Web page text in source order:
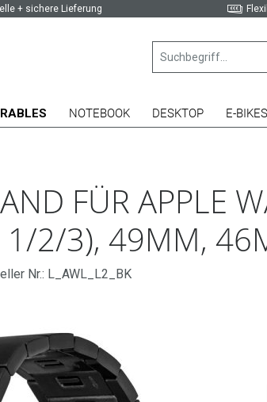
+ sichere Lieferung
NOTEBOOK DESKTOP E-BIKES
FÜR APPLE
1/2/3), 49MM,
Nr.: L_AWL_L2_BK